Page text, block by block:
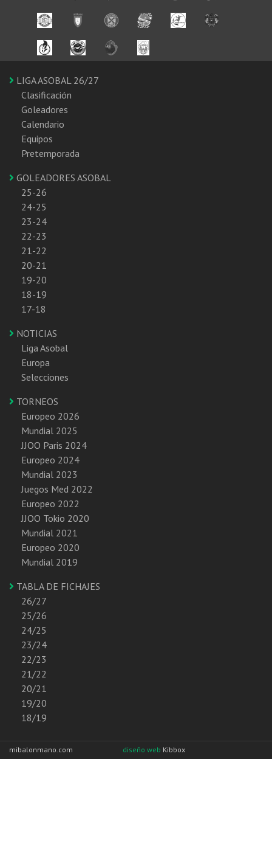
LIGA ASOBAL 26/27
Clasificación
Goleadores
Calendario
Equipos
Pretemporada
GOLEADORES ASOBAL
25-26
24-25
23-24
22-23
21-22
20-21
19-20
18-19
17-18
NOTICIAS
Liga Asobal
Europa
Selecciones
TORNEOS
Europeo 2026
Mundial 2025
JJOO Paris 2024
Europeo 2024
Mundial 2023
Juegos Med 2022
Europeo 2022
JJOO Tokio 2020
Mundial 2021
Europeo 2020
Mundial 2019
TABLA DE FICHAJES
26/27
25/26
24/25
23/24
22/23
21/22
20/21
19/20
18/19
mibalonmano.com diseño web Kibbox